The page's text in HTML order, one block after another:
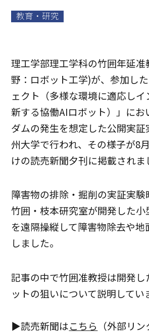
教育・研究
理工学部理工学科の竹囲年延
野：ロボット工学)が、参加し
ェクト（多様な環境に適応し
新する協働AIロボット）」にお
ダムの発生を想定した公開実
州大学で行われ、その様子が8
けの読売新聞夕刊に掲載されま
障害物の排除・掘削の実証実
竹囲・枝本研究室が開発した小
を遠隔操縦して障害物除去や
しました。
記事の中で竹囲准教授は開発
ットの狙いについて説明してい
▶読売新聞はこちら （外部リン